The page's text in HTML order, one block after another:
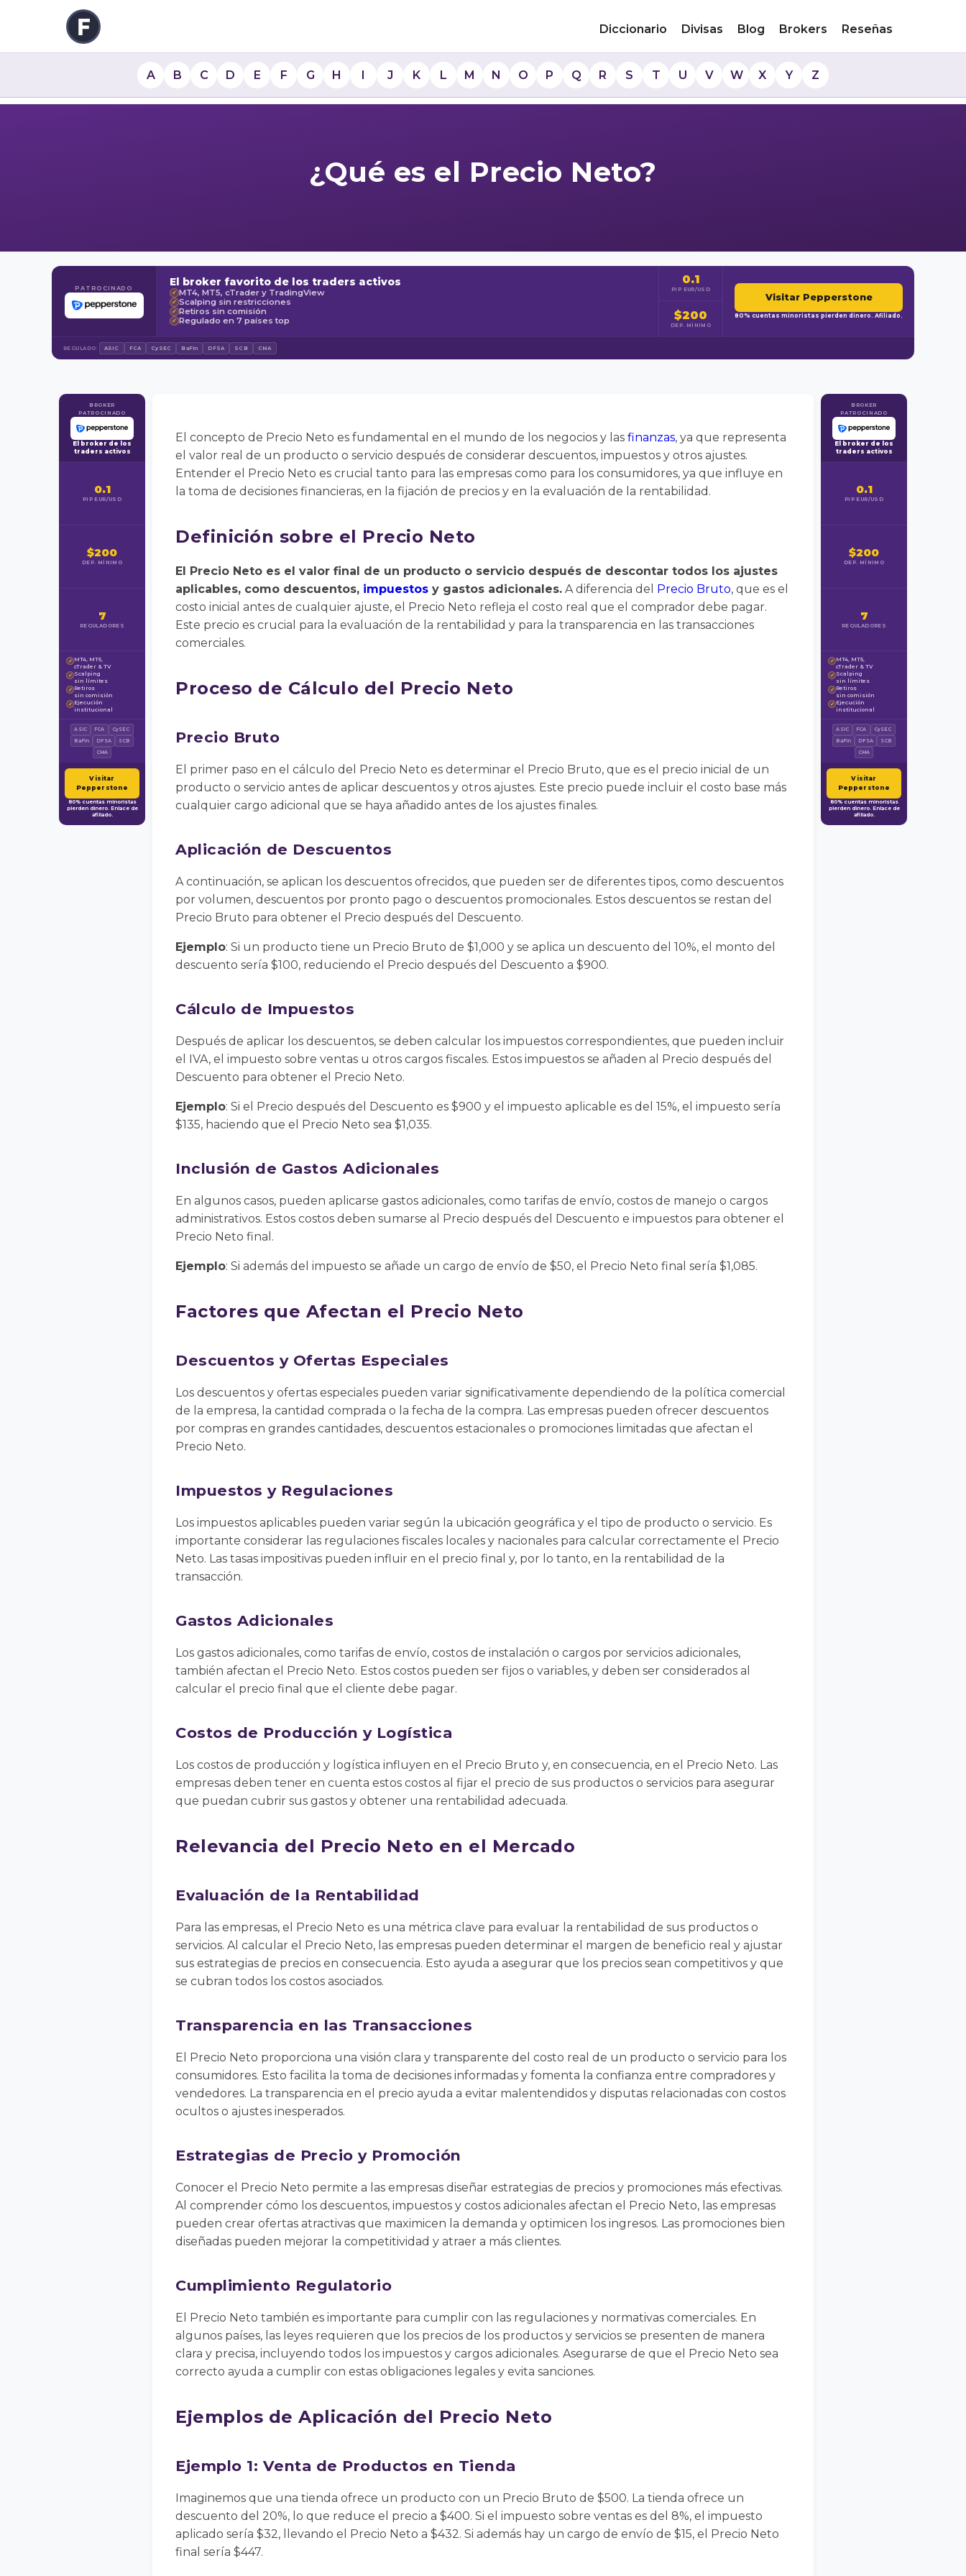
Diccionario Divisas Blog Brokers Reseñas
A B C D E F G H I J K L M N O P Q R S T U V W X Y Z
¿Qué es el Precio Neto?
PATROCINADO El broker favorito de los traders activos
✓ MT4, MT5, cTrader y TradingView
✓ Scalping sin restricciones
✓ Retiros sin comisión
✓ Regulado en 7 países top
0.1
PIP EUR/USD
$200
DEP. MÍNIMO
Visitar Pepperstone
80% cuentas minoristas pierden dinero. Afiliado.
REGULADO: ASIC FCA CySEC BaFin DFSA SCB CMA
BROKER
PATROCINADO
El broker de los
traders activos
0.1
PIP EUR/USD
$200
DEP. MÍNIMO
7
REGULADORES
✓ MT4, MT5,
cTrader & TV
✓ Scalping
sin límites
✓ Retiros
sin comisión
✓ Ejecución
institucional
ASIC FCA
CySEC
BaFin
DFSA
SCB
CMA
Visitar
Pepperstone
80% cuentas minoristas
pierden dinero. Enlace de
afiliado.
El concepto de Precio Neto es fundamental en el mundo de los negocios y las finanzas, ya que representa
el valor real de un producto o servicio después de considerar descuentos, impuestos y otros ajustes.
Entender el Precio Neto es crucial tanto para las empresas como para los consumidores, ya que influye en
la toma de decisiones financieras, en la fijación de precios y en la evaluación de la rentabilidad.
Definición sobre el Precio Neto
El Precio Neto es el valor final de un producto o servicio después de descontar todos los ajustes
aplicables, como descuentos, impuestos y gastos adicionales. A diferencia del Precio Bruto, que es el
costo inicial antes de cualquier ajuste, el Precio Neto refleja el costo real que el comprador debe pagar.
Este precio es crucial para la evaluación de la rentabilidad y para la transparencia en las transacciones
comerciales.
Proceso de Cálculo del Precio Neto
Precio Bruto
El primer paso en el cálculo del Precio Neto es determinar el Precio Bruto, que es el precio inicial de un
producto o servicio antes de aplicar descuentos y otros ajustes. Este precio puede incluir el costo base más
cualquier cargo adicional que se haya añadido antes de los ajustes finales.
Aplicación de Descuentos
A continuación, se aplican los descuentos ofrecidos, que pueden ser de diferentes tipos, como descuentos
por volumen, descuentos por pronto pago o descuentos promocionales. Estos descuentos se restan del
Precio Bruto para obtener el Precio después del Descuento.
Ejemplo: Si un producto tiene un Precio Bruto de $1,000 y se aplica un descuento del 10%, el monto del
descuento sería $100, reduciendo el Precio después del Descuento a $900.
Cálculo de Impuestos
Después de aplicar los descuentos, se deben calcular los impuestos correspondientes, que pueden incluir
el IVA, el impuesto sobre ventas u otros cargos fiscales. Estos impuestos se añaden al Precio después del
Descuento para obtener el Precio Neto.
Ejemplo: Si el Precio después del Descuento es $900 y el impuesto aplicable es del 15%, el impuesto sería
$135, haciendo que el Precio Neto sea $1,035.
Inclusión de Gastos Adicionales
En algunos casos, pueden aplicarse gastos adicionales, como tarifas de envío, costos de manejo o cargos
administrativos. Estos costos deben sumarse al Precio después del Descuento e impuestos para obtener el
Precio Neto final.
Ejemplo: Si además del impuesto se añade un cargo de envío de $50, el Precio Neto final sería $1,085.
Factores que Afectan el Precio Neto
Descuentos y Ofertas Especiales
Los descuentos y ofertas especiales pueden variar significativamente dependiendo de la política comercial
de la empresa, la cantidad comprada o la fecha de la compra. Las empresas pueden ofrecer descuentos
por compras en grandes cantidades, descuentos estacionales o promociones limitadas que afectan el
Precio Neto.
Impuestos y Regulaciones
Los impuestos aplicables pueden variar según la ubicación geográfica y el tipo de producto o servicio. Es
importante considerar las regulaciones fiscales locales y nacionales para calcular correctamente el Precio
Neto. Las tasas impositivas pueden influir en el precio final y, por lo tanto, en la rentabilidad de la
transacción.
Gastos Adicionales
Los gastos adicionales, como tarifas de envío, costos de instalación o cargos por servicios adicionales,
también afectan el Precio Neto. Estos costos pueden ser fijos o variables, y deben ser considerados al
calcular el precio final que el cliente debe pagar.
Costos de Producción y Logística
Los costos de producción y logística influyen en el Precio Bruto y, en consecuencia, en el Precio Neto. Las
empresas deben tener en cuenta estos costos al fijar el precio de sus productos o servicios para asegurar
que puedan cubrir sus gastos y obtener una rentabilidad adecuada.
Relevancia del Precio Neto en el Mercado
Evaluación de la Rentabilidad
Para las empresas, el Precio Neto es una métrica clave para evaluar la rentabilidad de sus productos o
servicios. Al calcular el Precio Neto, las empresas pueden determinar el margen de beneficio real y ajustar
sus estrategias de precios en consecuencia. Esto ayuda a asegurar que los precios sean competitivos y que
se cubran todos los costos asociados.
Transparencia en las Transacciones
El Precio Neto proporciona una visión clara y transparente del costo real de un producto o servicio para los
consumidores. Esto facilita la toma de decisiones informadas y fomenta la confianza entre compradores y
vendedores. La transparencia en el precio ayuda a evitar malentendidos y disputas relacionadas con costos
ocultos o ajustes inesperados.
Estrategias de Precio y Promoción
Conocer el Precio Neto permite a las empresas diseñar estrategias de precios y promociones más efectivas.
Al comprender cómo los descuentos, impuestos y costos adicionales afectan el Precio Neto, las empresas
pueden crear ofertas atractivas que maximicen la demanda y optimicen los ingresos. Las promociones bien
diseñadas pueden mejorar la competitividad y atraer a más clientes.
Cumplimiento Regulatorio
El Precio Neto también es importante para cumplir con las regulaciones y normativas comerciales. En
algunos países, las leyes requieren que los precios de los productos y servicios se presenten de manera
clara y precisa, incluyendo todos los impuestos y cargos adicionales. Asegurarse de que el Precio Neto sea
correcto ayuda a cumplir con estas obligaciones legales y evita sanciones.
Ejemplos de Aplicación del Precio Neto
Ejemplo 1: Venta de Productos en Tienda
Imaginemos que una tienda ofrece un producto con un Precio Bruto de $500. La tienda ofrece un
descuento del 20%, lo que reduce el precio a $400. Si el impuesto sobre ventas es del 8%, el impuesto
aplicado sería $32, llevando el Precio Neto a $432. Si además hay un cargo de envío de $15, el Precio Neto
final sería $447.
BROKER
PATROCINADO
El broker de los
traders activos
0.1
PIP EUR/USD
$200
DEP. MÍNIMO
7
REGULADORES
✓ MT4, MT5,
cTrader & TV
✓ Scalping
sin límites
✓ Retiros
sin comisión
✓ Ejecución
institucional
ASIC FCA
CySEC
BaFin
DFSA
SCB
CMA
Visitar
Pepperstone
80% cuentas minoristas
pierden dinero. Enlace de
afiliado.